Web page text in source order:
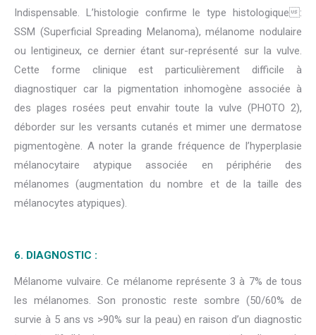
Indispensable. L’histologie confirme le type histologique:
SSM (Superficial Spreading Melanoma), mélanome nodulaire
ou lentigineux, ce dernier étant sur-représenté sur la vulve.
Cette forme clinique est particulièrement difficile à
diagnostiquer car la pigmentation inhomogène associée à
des plages rosées peut envahir toute la vulve (PHOTO 2),
déborder sur les versants cutanés et mimer une dermatose
pigmentogène. A noter la grande fréquence de l’hyperplasie
mélanocytaire atypique associée en périphérie des
mélanomes (augmentation du nombre et de la taille des
mélanocytes atypiques).
6. DIAGNOSTIC :
Mélanome vulvaire. Ce mélanome représente 3 à 7% de tous
les mélanomes. Son pronostic reste sombre (50/60% de
survie à 5 ans vs >90% sur la peau) en raison d’un diagnostic